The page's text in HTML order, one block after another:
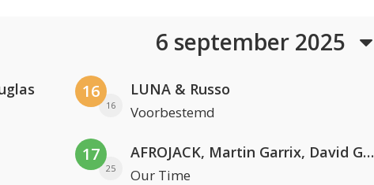
6 september 2025
16
16
LUNA & Russo
Voorbestemd
17
25
AFROJACK, Martin Garrix, David Guetta & Amél
Our Time